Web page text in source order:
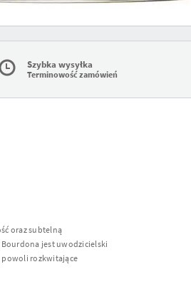
Szybka wysyłka
Terminowość zamówień
oraz subtelną
Bourdona jest uwodzicielski
powoli rozkwitające